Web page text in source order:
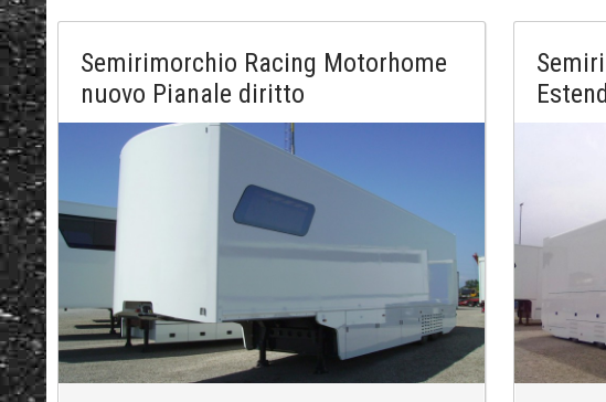
Semirimorchio Racing Motorhome
nuovo Pianale diritto